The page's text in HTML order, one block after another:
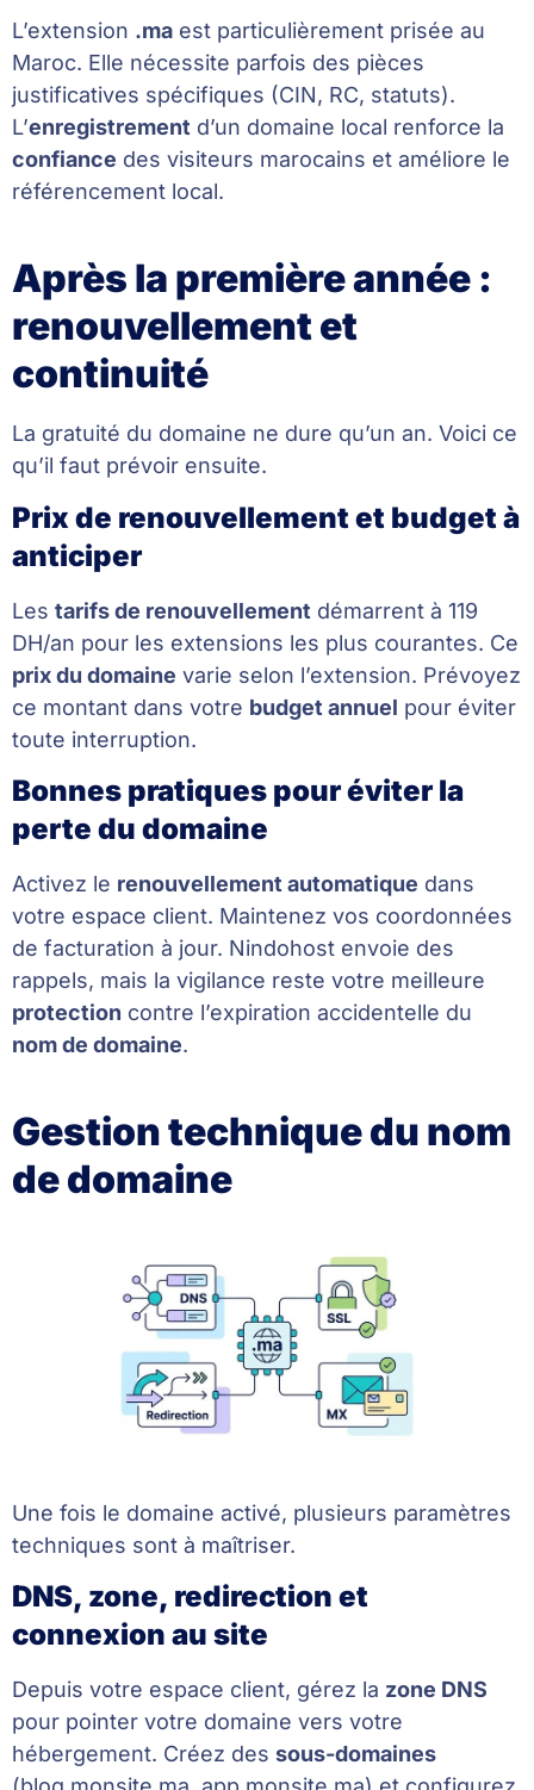
L’extension .ma est particulièrement prisée au
Maroc. Elle nécessite parfois des pièces
justificatives spécifiques (CIN, RC, statuts).
L’enregistrement d’un domaine local renforce la
confiance des visiteurs marocains et améliore le
référencement local.
Après la première année :
renouvellement et
continuité
La gratuité du domaine ne dure qu’un an. Voici ce
qu’il faut prévoir ensuite.
Prix de renouvellement et budget à
anticiper
Les tarifs de renouvellement démarrent à 119
DH/an pour les extensions les plus courantes. Ce
prix du domaine varie selon l’extension. Prévoyez
ce montant dans votre budget annuel pour éviter
toute interruption.
Bonnes pratiques pour éviter la
perte du domaine
Activez le renouvellement automatique dans
votre espace client. Maintenez vos coordonnées
de facturation à jour. Nindohost envoie des
rappels, mais la vigilance reste votre meilleure
protection contre l’expiration accidentelle du
nom de domaine.
Gestion technique du nom
de domaine
Une fois le domaine activé, plusieurs paramètres
techniques sont à maîtriser.
DNS, zone, redirection et
connexion au site
Depuis votre espace client, gérez la zone DNS
pour pointer votre domaine vers votre
hébergement. Créez des sous-domaines